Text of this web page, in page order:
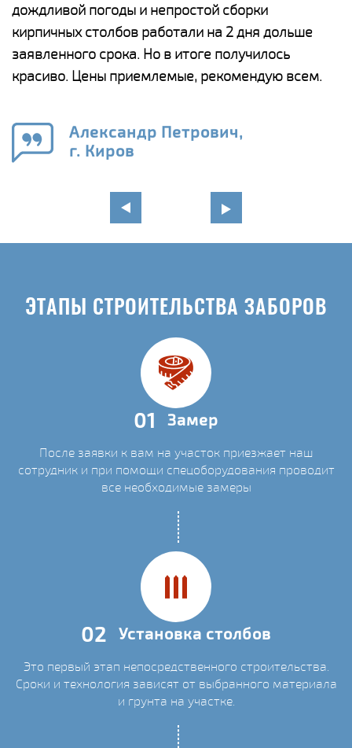
дождливой погоды и непростой сборки
кирпичных столбов работали на 2 дня дольше
заявленного срока. Но в итоге получилось
красиво. Цены приемлемые, рекомендую всем.
Александр Петрович,
г. Киров
ЭТАПЫ СТРОИТЕЛЬСТВА ЗАБОРОВ
01 Замер
После заявки к вам на участок приезжает наш
сотрудник и при помощи спецоборудования проводит
все необходимые замеры
02 Установка столбов
Это первый этап непосредственного строительства.
Сроки и технология зависят от выбранного материала
и грунта на участке.